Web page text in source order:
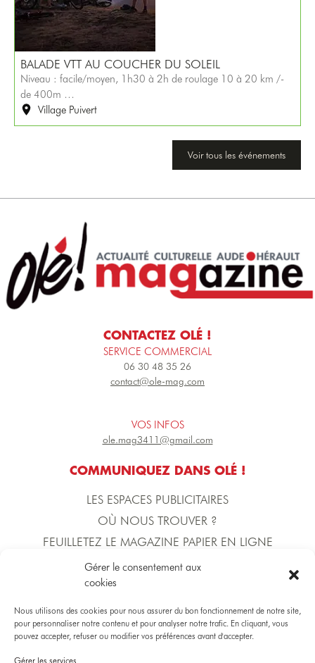
Gérer le consentement aux
cookies
Nous utilisons des cookies pour nous assurer du bon fonctionnement de notre site,
pour personnaliser notre contenu et pour analyser notre trafic. En cliquant, vous
pouvez accepter, refuser ou modifier vos préférences avant d'accepter.
Gérer les services
BALADE VTT AU COUCHER DU SOLEIL
Niveau : facile/moyen, 1h30 à 2h de roulage 10 à 20 km /-
de 400m …
Village Puivert
Voir tous les événements
CONTACTEZ OLÉ !
SERVICE COMMERCIAL
06 30 48 35 26
contact@ole-mag.com
VOS INFOS
ole.mag3411@gmail.com
COMMUNIQUEZ DANS OLÉ !
LES ESPACES PUBLICITAIRES
OÙ NOUS TROUVER ?
FEUILLETEZ LE MAGAZINE PAPIER EN LIGNE
L'ÉQUIPE D'OLÉ !
DIRECTION DE LA PUBLICATION
Yoann BECERRA